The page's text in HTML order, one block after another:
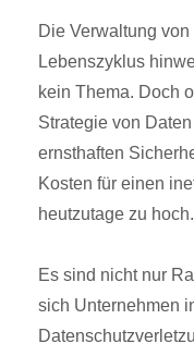
Die Verwaltung
Lebenszyklus
kein Thema. Doch
Strategie von
ernsthaften
Kosten für einen
heutzutage zu hoch.
Es sind nicht nur
sich Unternehmen